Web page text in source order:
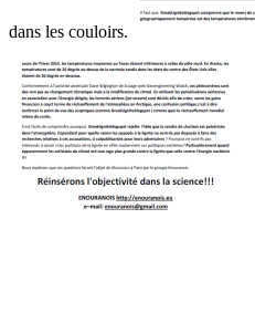
dans les couloirs.